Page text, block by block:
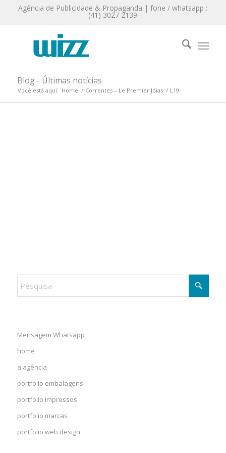
Agência de Publicidade & Propaganda | fone / whatsapp :
(41) 3027 2139
Blog - Últimas notícias
Você está aqui: Home / Correntes – Le Premier Jóias / L19
Mensagem Whatsapp
home
a agência
portfolio embalagens
portfolio impressos
portfolio marcas
portfolio web design